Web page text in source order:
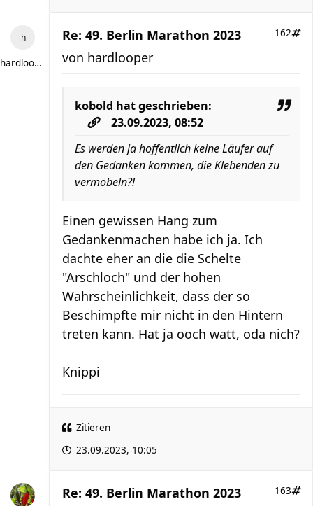
hardlooper
Re: 49. Berlin Marathon 2023 162
von hardlooper
kobold hat geschrieben:
23.09.2023, 08:52
Es werden ja hoffentlich keine Läufer auf
den Gedanken kommen, die Klebenden zu
vermöbeln?!
Einen gewissen Hang zum
Gedankenmachen habe ich ja. Ich
dachte eher an die die Schelte
"Arschloch" und der hohen
Wahrscheinlichkeit, dass der so
Beschimpfte mir nicht in den Hintern
treten kann. Hat ja ooch watt, oda nich?
Knippi
Zitieren
23.09.2023, 10:05
Re: 49. Berlin Marathon 2023 163